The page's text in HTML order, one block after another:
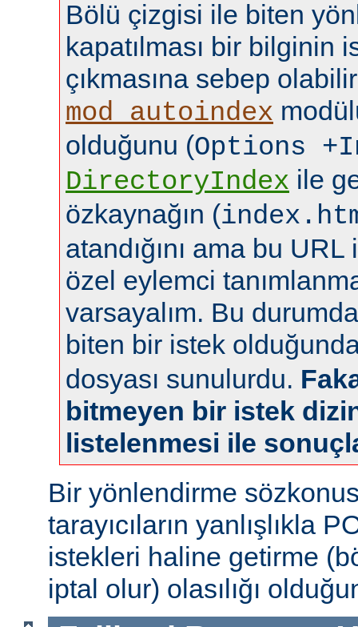
Bölü çizgisi ile biten
kapatılması bir bilginin
çıkmasına sebep
mod_autoindex
olduğunu (Options
DirectoryIndex ile
özkaynağın (
atandığını ama bu
özel eylemci
varsayalım. Bu
biten bir istek
dosyası sunulurdu.
bitmeyen bir istek
listelenmesi ile
Bir yönlendirme
tarayıcıların yanlışlıkla
istekleri haline getirme
iptal olur) olasılığı